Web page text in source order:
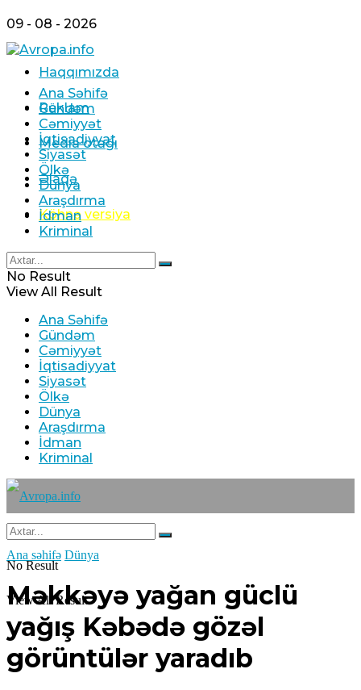
09 - 08 - 2026
Haqqımızda
Reklam
Media otağı
Əlaqə
Köhnə versiya
Ana Səhifə
Gündəm
Cəmiyyət
İqtisadiyyat
Siyasət
Ölkə
Dünya
Araşdırma
İdman
Kriminal
No Result
View All Result
Ana Səhifə
Gündəm
Cəmiyyət
İqtisadiyyat
Siyasət
Ölkə
Dünya
Araşdırma
İdman
Kriminal
No Result
View All Result
Ana səhifə Dünya
Məkkəyə yağan güclü
yağış Kəbədə gözəl
görüntülər yaradıb